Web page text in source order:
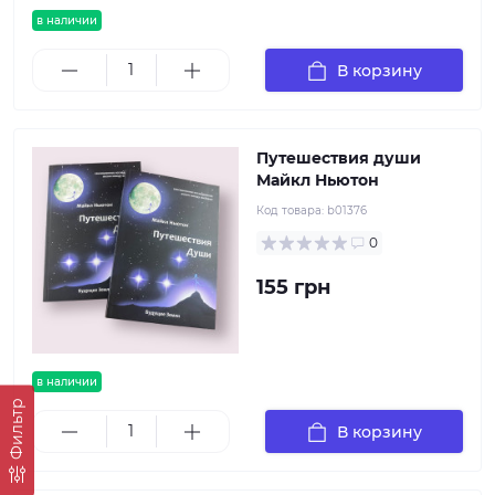
Фильтр
в наличии
В корзину
в наличии
Путешествия души
Майкл Ньютон
Код товара: b01376
0
155 грн
В корзину